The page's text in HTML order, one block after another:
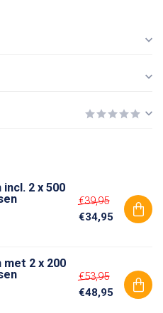
2 x 500
€39,95
€34,95
2 x 200
€53,95
€48,95